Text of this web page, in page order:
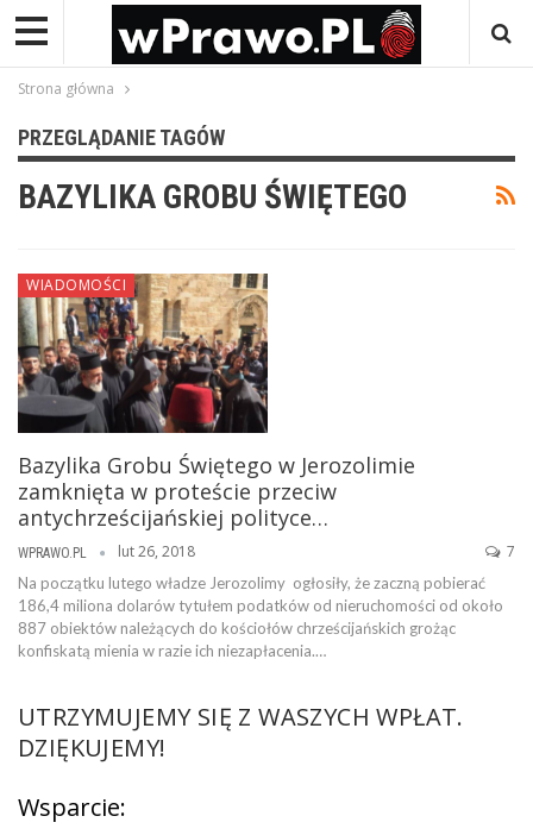
Strona główna
PRZEGLĄDANIE TAGÓW
BAZYLIKA GROBU ŚWIĘTEGO
WIADOMOŚCI
Bazylika Grobu Świętego w Jerozolimie
zamknięta w proteście przeciw
antychrześcijańskiej polityce…
WPRAWO.PL lut 26, 2018 7
Na początku lutego władze Jerozolimy ogłosiły, że ​​zaczną pobierać
186,4 miliona dolarów tytułem podatków od nieruchomości od około
887 obiektów należących do kościołów chrześcijańskich grożąc
konfiskatą mienia w razie ich niezapłacenia.…
UTRZYMUJEMY SIĘ Z WASZYCH WPŁAT.
DZIĘKUJEMY!
Wsparcie: